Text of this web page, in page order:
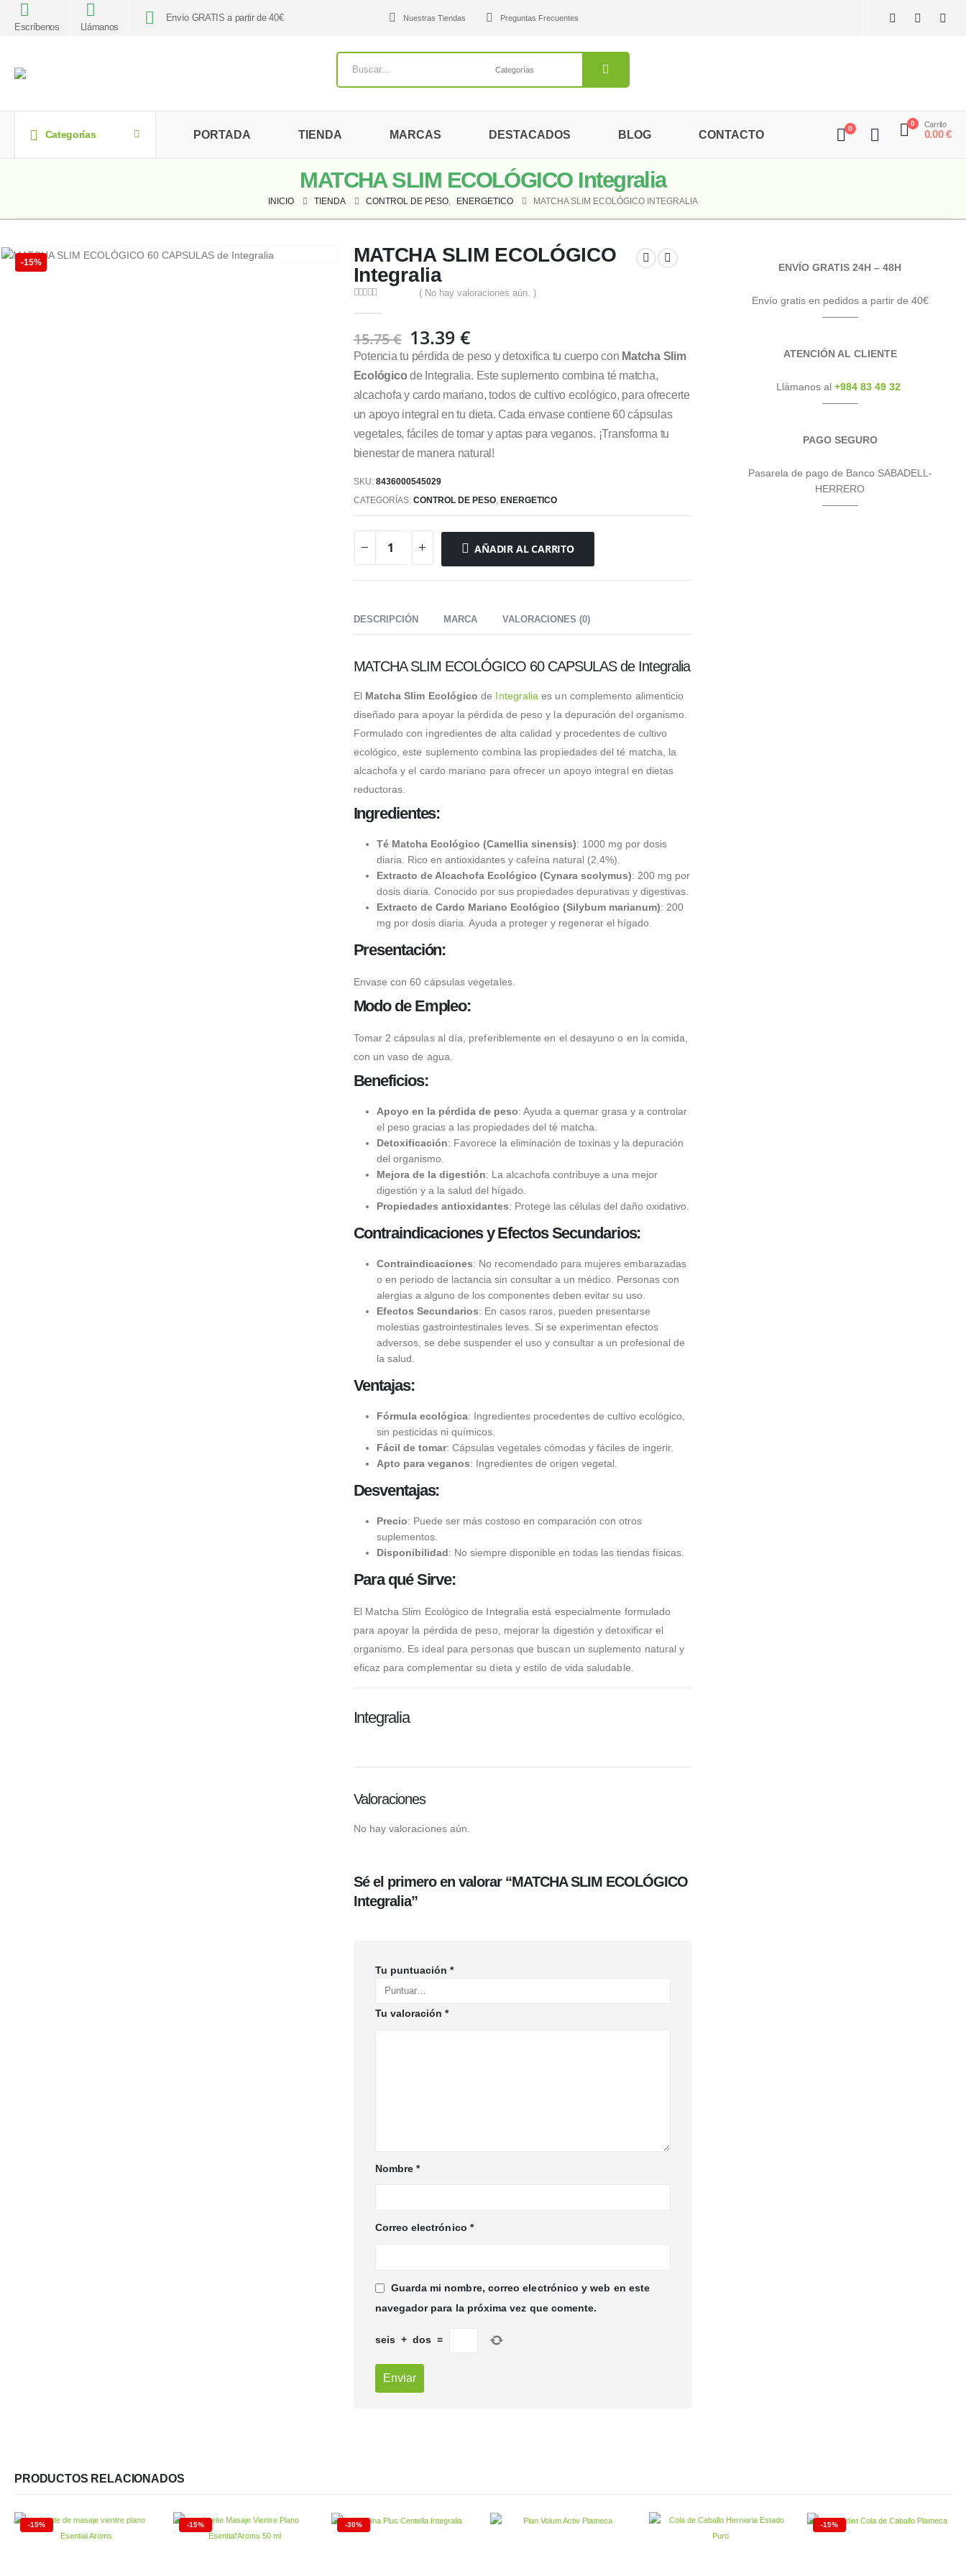
Escríbenos Llámanos
Envío GRATIS a partir de 40€ Nuestras Tiendas Preguntas Frecuentes
Categorías PORTADA TIENDA MARCAS DESTACADOS BLOG CONTACTO
0
0 Carrito
0.00€
MATCHA SLIM ECOLÓGICO Integralia
INICIO TIENDA CONTROL DE PESO, ENERGETICO MATCHA SLIM ECOLÓGICO INTEGRALIA
-15%
MATCHA SLIM ECOLÓGICO
Integralia
( No hay valoraciones aún. )
15.75€ El
precio
original
era:
15.75 €.
13.39 €El
precio
actual
es:
13.39 €.
Potencia tu pérdida de peso y detoxifica tu cuerpo con Matcha Slim
Ecológico de Integralia. Este suplemento combina té matcha,
alcachofa y cardo mariano, todos de cultivo ecológico, para ofrecerte
un apoyo integral en tu dieta. Cada envase contiene 60 cápsulas
vegetales, fáciles de tomar y aptas para veganos. ¡Transforma tu
bienestar de manera natural!
SKU: 8436000545029
CATEGORÍAS: CONTROL DE PESO, ENERGETICO
AÑADIR AL CARRITO
DESCRIPCIÓN MARCA VALORACIONES (0)
MATCHA SLIM ECOLÓGICO 60 CAPSULAS de Integralia
El Matcha Slim Ecológico de Integralia es un complemento alimenticio
diseñado para apoyar la pérdida de peso y la depuración del organismo.
Formulado con ingredientes de alta calidad y procedentes de cultivo
ecológico, este suplemento combina las propiedades del té matcha, la
alcachofa y el cardo mariano para ofrecer un apoyo integral en dietas
reductoras.
Ingredientes:
Té Matcha Ecológico (Camellia sinensis): 1000 mg por dosis
diaria. Rico en antioxidantes y cafeína natural (2,4%).
Extracto de Alcachofa Ecológico (Cynara scolymus): 200 mg por
dosis diaria. Conocido por sus propiedades depurativas y digestivas.
Extracto de Cardo Mariano Ecológico (Silybum marianum): 200
mg por dosis diaria. Ayuda a proteger y regenerar el hígado.
Presentación:
Envase con 60 cápsulas vegetales.
Modo de Empleo:
Tomar 2 cápsulas al día, preferiblemente en el desayuno o en la comida,
con un vaso de agua.
Beneficios:
Apoyo en la pérdida de peso: Ayuda a quemar grasa y a controlar
el peso gracias a las propiedades del té matcha.
Detoxificación: Favorece la eliminación de toxinas y la depuración
del organismo.
Mejora de la digestión: La alcachofa contribuye a una mejor
digestión y a la salud del hígado.
Propiedades antioxidantes: Protege las células del daño oxidativo.
Contraindicaciones y Efectos Secundarios:
Contraindicaciones: No recomendado para mujeres embarazadas
o en periodo de lactancia sin consultar a un médico. Personas con
alergias a alguno de los componentes deben evitar su uso.
Efectos Secundarios: En casos raros, pueden presentarse
molestias gastrointestinales leves. Si se experimentan efectos
adversos, se debe suspender el uso y consultar a un profesional de
la salud.
Ventajas:
Fórmula ecológica: Ingredientes procedentes de cultivo ecológico,
sin pesticidas ni químicos.
Fácil de tomar: Cápsulas vegetales cómodas y fáciles de ingerir.
Apto para veganos: Ingredientes de origen vegetal.
Desventajas:
Precio: Puede ser más costoso en comparación con otros
suplementos.
Disponibilidad: No siempre disponible en todas las tiendas físicas.
Para qué Sirve:
El Matcha Slim Ecológico de Integralia está especialmente formulado
para apoyar la pérdida de peso, mejorar la digestión y detoxificar el
organismo. Es ideal para personas que buscan un suplemento natural y
eficaz para complementar su dieta y estilo de vida saludable.
Integralia
Valoraciones
No hay valoraciones aún.
Sé el primero en valorar “MATCHA SLIM ECOLÓGICO
Integralia”
Tu puntuación *
Tu valoración*
Nombre *
Correo electrónico *
Guarda mi nombre, correo electrónico y web en este
navegador para la próxima vez que comente.
seis + dos =
ENVÍO GRATIS 24H – 48H
Envío gratis en pedidos a partir de 40€
———–
ATENCIÓN AL CLIENTE
Llámanos al +984 83 49 32
———–
PAGO SEGURO
Pasarela de pago de Banco SABADELL-
HERRERO
———–
PRODUCTOS RELACIONADOS
-15% -15% -30% -15%